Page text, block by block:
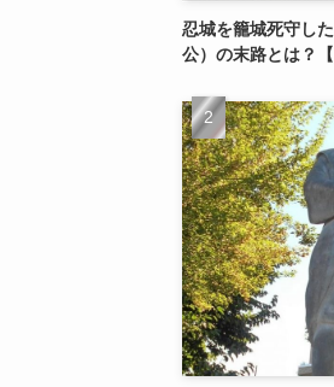
忍城を籠城死守し
公）の末路とは？